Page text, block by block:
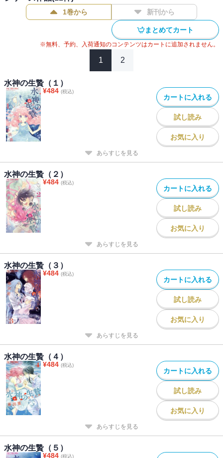
1巻から 新刊から
まとめてカート
※無料、予約、入荷通知のコンテンツはカートに追加されません。
1 2
水神の生贄（１）
¥484 (税込)
カートに入れる
試し読み
お気に入り
あらすじを見る
水神の生贄（２）
¥484 (税込)
カートに入れる
試し読み
お気に入り
あらすじを見る
水神の生贄（３）
¥484 (税込)
カートに入れる
試し読み
お気に入り
あらすじを見る
水神の生贄（４）
¥484 (税込)
カートに入れる
試し読み
お気に入り
あらすじを見る
水神の生贄（５）
¥484 (税込)